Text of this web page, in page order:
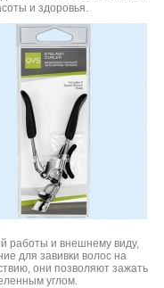
и здоровья.
работы и внешнему виду,
для завивки волос на
они позволяют зажать
углом.